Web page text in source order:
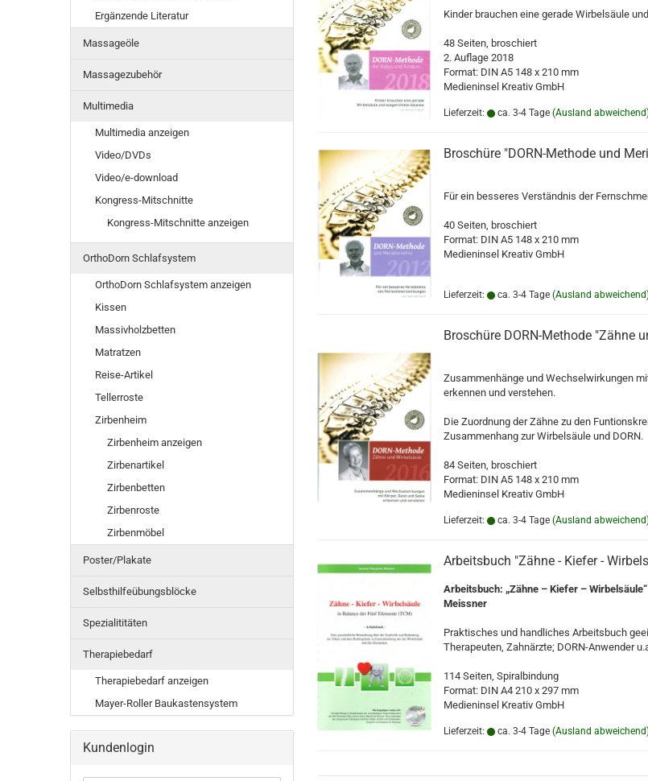
Kinder brauchen eine gerade Wirbelsäule
48 Seiten, broschiert
2. Auflage 2018
Format: DIN A5 148 x 210 mm
Medieninsel Kreativ GmbH
Lieferzeit: ca. 3-4 Tage (Ausland
Broschüre "DORN-Methode und
Für ein besseres Verständnis der
40 Seiten, broschiert
Format: DIN A5 148 x 210 mm
Medieninsel Kreativ GmbH
Lieferzeit: ca. 3-4 Tage (Ausland
Broschüre DORN-Methode "Zähne
Zusammenhänge und Wechselwirkungen
erkennen und verstehen.
Die Zuordnung der Zähne zu den
Zusammenhang zur Wirbelsäule und DORN.
84 Seiten, broschiert
Format: DIN A5 148 x 210 mm
Medieninsel Kreativ GmbH
Lieferzeit: ca. 3-4 Tage (Ausland
Arbeitsbuch "Zähne - Kiefer -
Arbeitsbuch: „Zähne – Kiefer –
Meissner
Praktisches und handliches Arbeitsbuch
Therapeuten, Zahnärzte; DORN-Anwender
114 Seiten, Spiralbindung
Format: DIN A4 210 x 297 mm
Medieninsel Kreativ GmbH
Lieferzeit: ca. 3-4 Tage (Ausland
Ergänzende Literatur
Massageöle
Massagezubehör
Multimedia
Multimedia anzeigen
Video/DVDs
Video/e-download
Kongress-Mitschnitte
Kongress-Mitschnitte anzeigen
OrthoDorn Schlafsystem
OrthoDorn Schlafsystem anzeigen
Kissen
Massivholzbetten
Matratzen
Reise-Artikel
Tellerroste
Zirbenheim
Zirbenheim anzeigen
Zirbenartikel
Zirbenbetten
Zirbenroste
Zirbenmöbel
Poster/Plakate
Selbsthilfeübungsblöcke
Spezialititäten
Therapiebedarf
Therapiebedarf anzeigen
Mayer-Roller Baukastensystem
Kundenlogin